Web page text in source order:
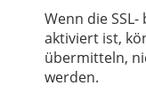
Wenn die SSL-
aktiviert ist,
übermitteln,
werden.